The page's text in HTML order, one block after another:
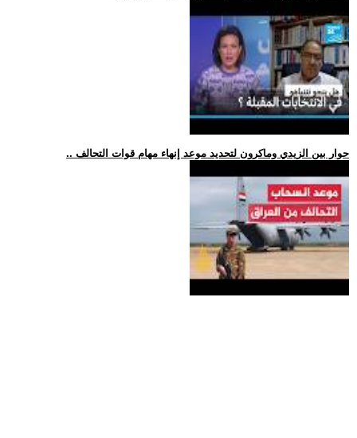
.. حوار بين الزيدي وماكرون لتحديد موعد إنهاء مهام قوات التحالف